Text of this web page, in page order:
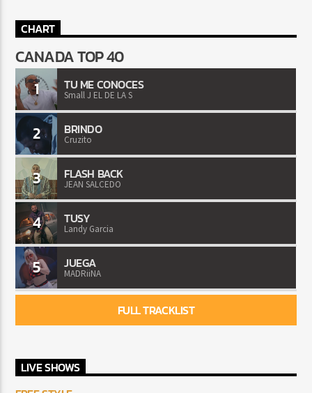
CHART
CANADA TOP 40
1 TU ME CONOCES
Small J EL DE LA S
2 BRINDO
Cruzito
3 FLASH BACK
JEAN SALCEDO
4 TUSY
Landy Garcia
5 JUEGA
MADRiiNA
FULL TRACKLIST
LIVE SHOWS